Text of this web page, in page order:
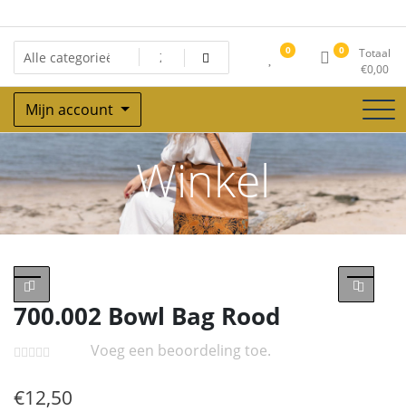
naar
de
inhoud
0 0
Totaal
€0,00
Mijn account
Winkel
700.002 Bowl Bag Rood
Voeg een beoordeling toe.
€12,50